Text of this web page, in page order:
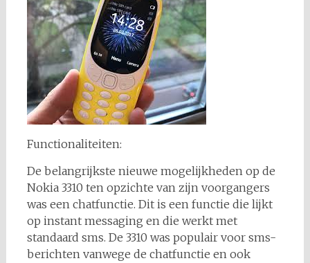
Functionaliteiten:
De belangrijkste nieuwe mogelijkheden op de
Nokia 3310 ten opzichte van zijn voorgangers
was een chatfunctie. Dit is een functie die lijkt
op instant messaging en die werkt met
standaard sms. De 3310 was populair voor sms-
berichten vanwege de chatfunctie en ook